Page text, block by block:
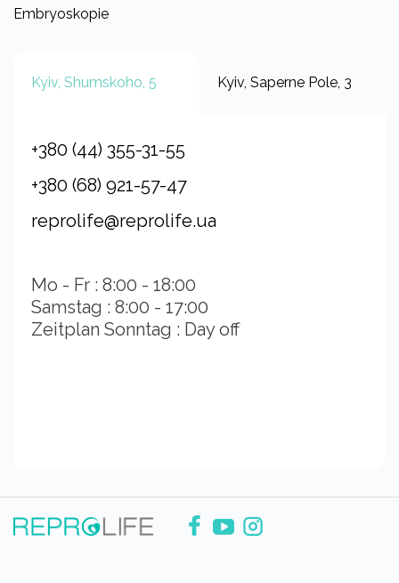
Embryoskopie
Kyiv, Shumskoho, 5 Kyiv, Saperne Pole, 3
+380 (44) 355-31-55
+380 (68) 921-57-47
reprolife@reprolife.ua
Mo - Fr : 8:00 - 18:00
Samstag : 8:00 - 17:00
Zeitplan Sonntag : Day off